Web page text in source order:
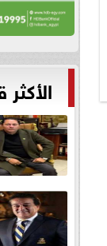
الأكثر
التهم...